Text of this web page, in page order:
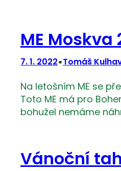
ME Moskva
7. 1. 2022•Tomáš
Na letošním ME se
Toto ME má pro
bohužel nemáme
Vánoční tah